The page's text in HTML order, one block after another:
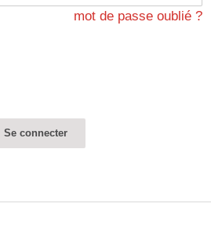
mot de passe oublié ?